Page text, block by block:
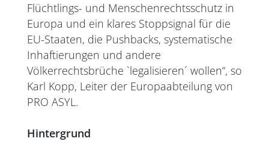
Flüchtlings- und Menschenrechtsschutz in
Europa und ein klares Stoppsignal für die
EU-Staaten, die Pushbacks, systematische
Inhaftierungen und andere
Völkerrechtsbrüche `legalisieren´ wollen“, so
Karl Kopp, Leiter der Europaabteilung von
PRO ASYL.
Hintergrund